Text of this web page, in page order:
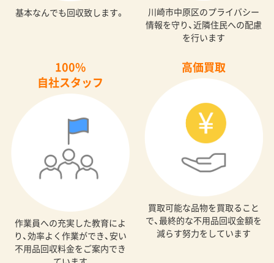
基本なんでも回収致します。
川崎市中原区のプライバシー
情報を守り、近隣住民への配慮
を行います
100%
自社スタッフ
作業員への充実した教育によ
り、効率よく作業ができ、安い
不用品回収料金をご案内でき
高価買取
買取可能な品物を買取ること
で、最終的な不用品回収金額を
減らす努力をしています